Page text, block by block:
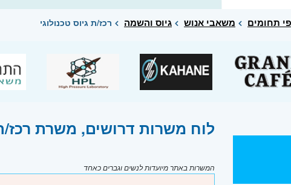
תחומים משאבי אנוש גיוס והשמה רכז/ת גיוס טכנולוגי
לוח משרות דרושים, משרת רכז/ת
המשרות באתר מיועדות לנשים וגברים כאחד